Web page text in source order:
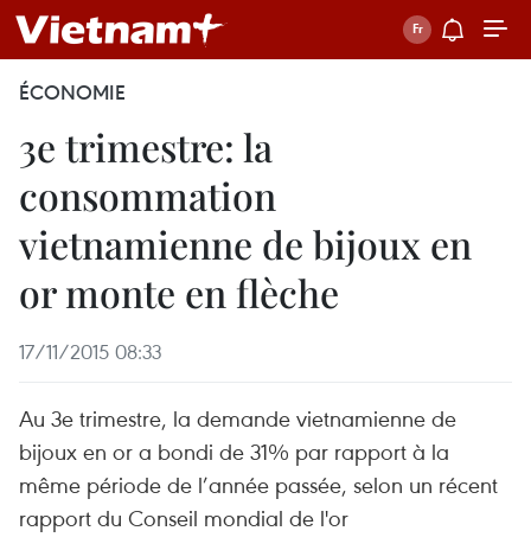
ÉCONOMIE
3e trimestre: la
consommation
vietnamienne de bijoux en
or monte en flèche
17/11/2015 08:33
Au 3e trimestre, la demande vietnamienne de
bijoux en or a bondi de 31% par rapport à la
même période de l’année passée, selon un récent
rapport du Conseil mondial de l'or